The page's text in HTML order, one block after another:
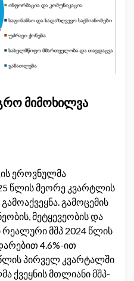
მიმოხილვა
ეროვნულმა
წლის მეორე კვარტლის
გამოცემის
მეტყევეობის და
რეალური მშპ 2024 წლის
4.6%-ით
პირველ კვარტალში
ქვეყნის მთლიანი მშპ-